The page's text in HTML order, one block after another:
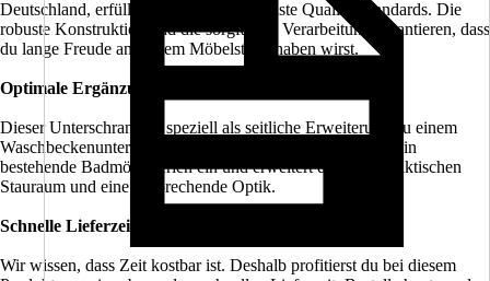
Deutschland, erfüllt dieses Produkt höchste Qualitätsstandards. Die
robuste Konstruktion und die sorgfältige Verarbeitung garantieren, dass
du lange Freude an diesem Möbelstück haben wirst.
Optimale Ergänzung
Dieser Unterschrank ist speziell als seitliche Erweiterung zu einem
Waschbeckenunterschrank konzipiert. Er fügt sich nahtlos in
bestehende Badmöbelserien ein und erweitert diese um praktischen
Stauraum und eine ansprechende Optik.
Schnelle Lieferzeit
Wir wissen, dass Zeit kostbar ist. Deshalb profitierst du bei diesem